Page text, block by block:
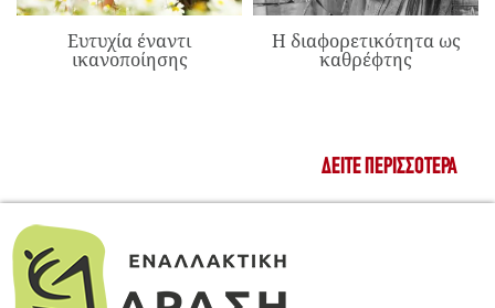
Ευτυχία έναντι
ικανοποίησης
Η διαφορετικότητα ως
καθρέφτης
ΔΕΊΤΕ ΠΕΡΙΣΣΌΤΕΡΑ